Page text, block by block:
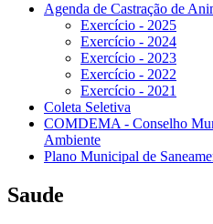
Agenda de Castração de
Exercício - 2025
Exercício - 2024
Exercício - 2023
Exercício - 2022
Exercício - 2021
Coleta Seletiva
COMDEMA - Conselho
Ambiente
Plano Municipal de
Saude